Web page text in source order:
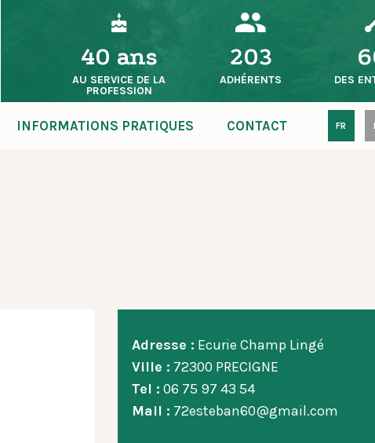
40 ans
AU SERVICE DE LA
PROFESSION
203
ADHÉRENTS DES
INFORMATIONS PRATIQUES CONTACT FR
Adresse : Ecurie Champ Lingé
Ville : 72300 PRECIGNE
Tel : 06 75 97 43 54
Mail : 72esteban60@gmail.com